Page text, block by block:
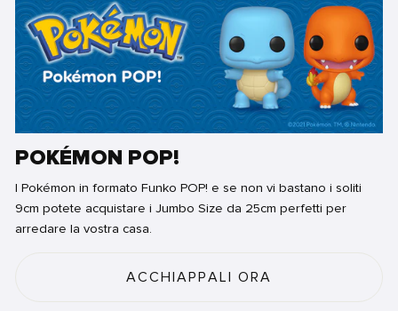
POKÉMON POP!
I Pokémon in formato Funko POP! e se non vi bastano i soliti
9cm potete acquistare i Jumbo Size da 25cm perfetti per
arredare la vostra casa.
ACCHIAPPALI ORA